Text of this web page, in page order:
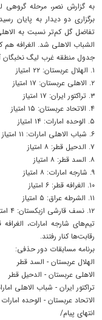
به گزارش نصر، مرحله
تفاضل گل کم‌تر نسبت به
الشباب الاهلی شد. الغرافه هم
جدول منطقه غرب لیگ نخبگان
۱. الهلال عربستان: ۲۲ امتیاز
۲‌. الاهلی عربستان: ۱۷ امتیاز
۳‌. تراکتور ایران: ۱۷ امتیاز
۴. الاتحاد عربستان: ۱۵ امتیاز
۵. الوحده امارات: ۱۴ امتیاز
۶. شباب الاهلی امارات: ۱۱ امتیاز
۷. الدحیل قطر: ۸ امتیاز
۸. السد قطر: ۸ امتیاز
۹. شارجه امارات: ۸ امتیاز
۱۰. الغرافه قطر: ۶ امتیاز
۱۱‌. الشرطه عراق: ۵ امتیاز
۱۲. نسف قارشی ازبکستان: ۴ امتیاز
تیم‌های شارجه امارات،
رقابت‌ها کنار رفتند.
برنامه مسابقات دور حذفی:
الهلال عربستان - السد قطر
الاهلی عربستان - الدحیل قطر
تراکتور ایران - شباب الاهلی
الاتحاد عربستان - الوحده امارات
انتهای پیام/